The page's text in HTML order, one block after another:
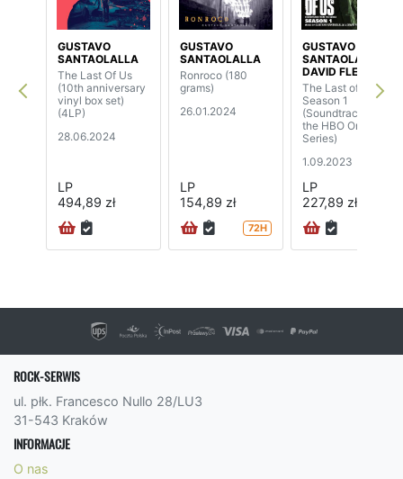
GUSTAVO
SANTAOLALLA
The Last Of Us
(10th anniversary
vinyl box set)
(4LP)
28.06.2024
LP
494,89 zł
GUSTAVO
SANTAOLALLA
Ronroco (180
grams)
26.01.2024
LP
154,89 zł
72H
GUSTAVO
SANTAOLALLA /
DAVID FLEMING
The Last of Us:
Season 1
(Soundtrack from
the HBO Original
Series)
1.09.2023
LP
227,89 zł
ROCK-SERWIS
ul. płk. Francesco Nullo 28/LU3
31-543 Kraków
INFORMACJE
O nas